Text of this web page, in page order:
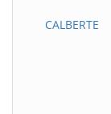
CALBERTE